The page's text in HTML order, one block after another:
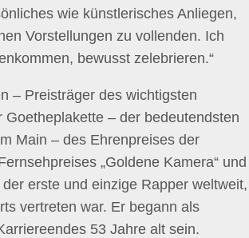
wie künstlerisches Anliegen,
Vorstellungen zu vollenden. Ich
bewusst zelebrieren.“
– Preisträger des wichtigsten
Goetheplakette – der bedeutendsten
Main – des Ehrenpreises der
„Goldene Kamera“ und
erste und einzige Rapper weltweit,
vertreten war. Er begann als
53 Jahre alt sein.